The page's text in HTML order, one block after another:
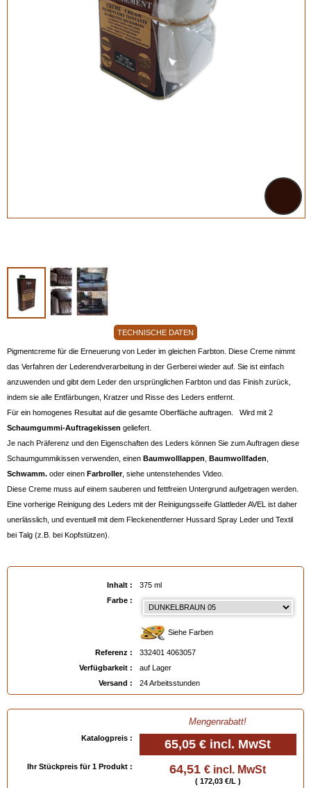
TECHNISCHE DATEN
Pigmentcreme für die Erneuerung von Leder im gleichen Farbton. Diese Creme nimmt
das Verfahren der Lederendverarbeitung in der Gerberei wieder auf. Sie ist einfach
anzuwenden und gibt dem Leder den ursprünglichen Farbton und das Finish zurück,
indem sie alle Entfärbungen, Kratzer und Risse des Leders entfernt.
Für ein homogenes Resultat auf die gesamte Oberfläche auftragen. Wird mit 2
Schaumgummi-Auftragekissen geliefert.
Je nach Präferenz und den Eigenschaften des Leders können Sie zum Auftragen diese
Schaumgummikissen verwenden, einen Baumwolllappen Baumwollfaden
Schwamm. oder einen Farbroller, siehe untenstehendes Video.
Diese Creme muss auf einem sauberen und fettfreien Untergrund aufgetragen werden.
Eine vorherige Reinigung des Leders mit der Reinigungsseife Glattleder AVEL ist daher
unerlässlich, und eventuell mit dem Fleckenentferner Hussard Spray Leder und Textil
bei Talg (z.B. bei Kopfstützen).
Achtung :
Angesichts der heute sehr zahlreichen verschiedenen Lederqualitäten und ohne einen
von unserem Labor durchgeführten Kompatibilitätstest empfehlen wir, das Leder vorher
mit dem Feinen Alkohol zum Lackieren Louis XIII vorzubereiten.
Es ist am besten, wenn Sie uns vorher ein kleines Stück Leder für einen Test in
- Ein Kanister von 375 ml ist ausreichend für ein dreisitziges Sofa.
- Vor Gebrauch gut schütteln!
fixiert werden. Zwischen beiden
mindestens 4 Stunden warten.
- Kann in 375 ml nach Mass hergestellt werden, siehe Beratungskarte "Bestellung
einer Pigmentfärbecreme nach Mass
Inhalt :
375 ml
Farbe :
Siehe Farben
Referenz :
332401 4063057
Verfügbarkeit :
auf Lager
Versand :
24 Arbeitsstunden
Mengenrabatt!
Katalogpreis : 65,05 € incl. MwSt
Ihr Stückpreis für 1 Produkt : 64,51 € incl. MwSt
( 172,03 €/L )